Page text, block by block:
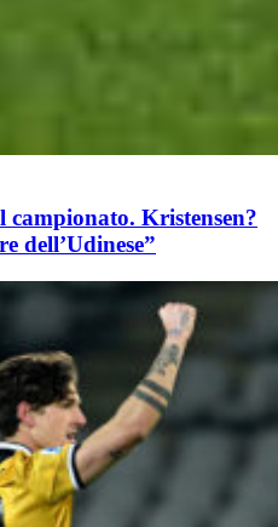
Kristensen?
dell’Udinese”